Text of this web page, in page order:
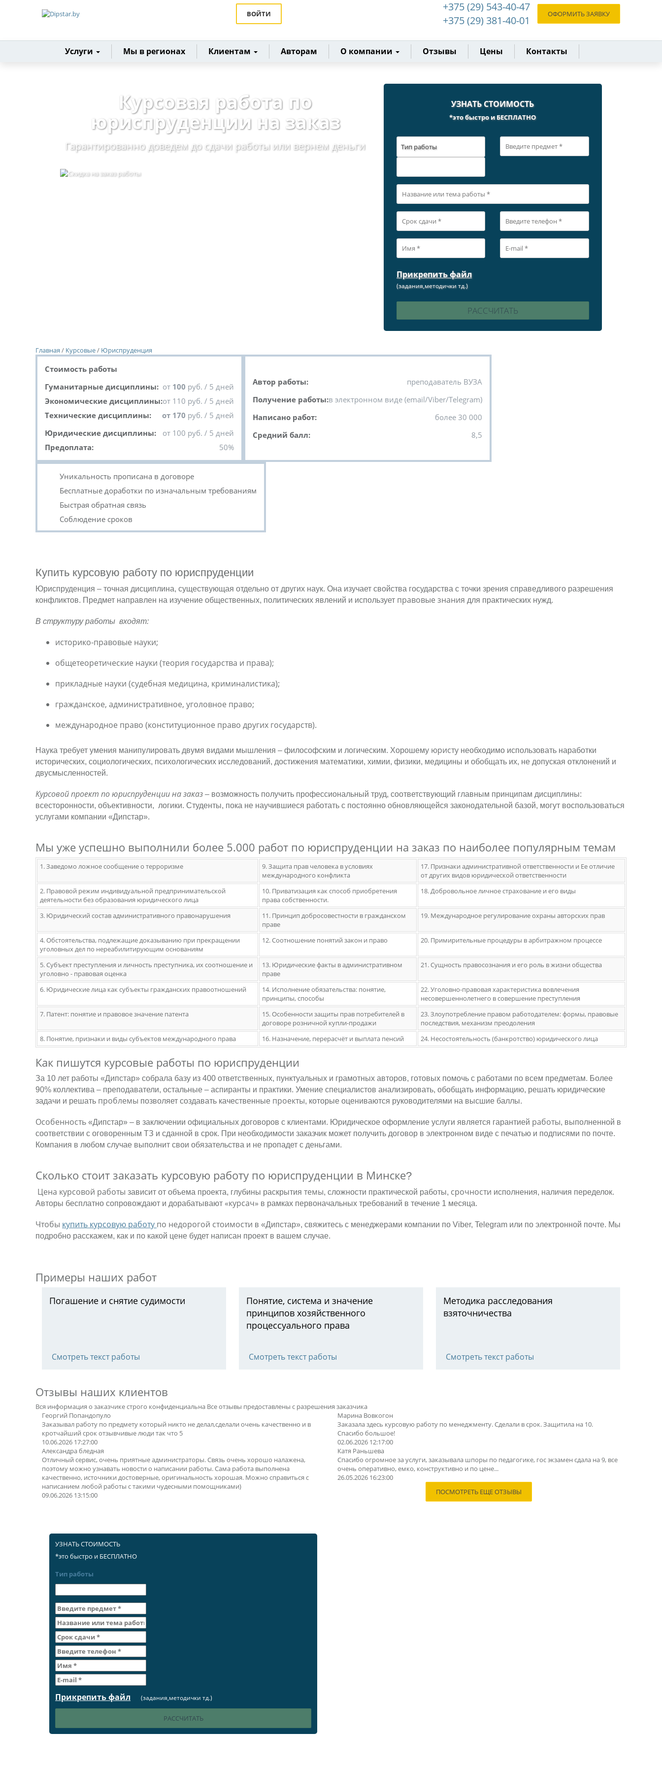
ВОЙТИ
+375 (29) 543-40-47
+375 (29) 381-40-01
ОФОРМИТЬ ЗАЯВКУ
Главная
Услуги Мы в регионах Клиентам Авторам О компании Отзывы Цены Контакты
Курсовая работа по
юриспруденции на заказ
Гарантированно доведем до сдачи работы или вернем деньги
УЗНАТЬ СТОИМОСТЬ
*это быстро и БЕСПЛАТНО
Тип работы
Прикрепить файл
(задания,методички тд.)
Главная / Курсовые/ Юриспруденция
Стоимость работы
Гуманитарные дисциплины: от 100 руб. / 5 дней
Экономические дисциплины:от 110 руб. / 5 дней
Технические дисциплины:
от 170 руб. / 5 дней
Юридические дисциплины:
от 100 руб. / 5 дней
Предоплата:
50%
Автор работы:
преподаватель ВУЗА
Получение работы:в электронном виде (email/Viber/Telegram)
Написано работ:
более 30 000
Средний балл:
8,5
Уникальность прописана в договоре
Бесплатные доработки по изначальным требованиям
Быстрая обратная связь
Соблюдение сроков
Купить курсовую работу по юриспруденции
Юриспруденция – точная дисциплина, существующая отдельно от других наук. Она изучает свойства государства с точки зрения справедливого разрешения
конфликтов. Предмет направлен на изучение общественных, политических явлений и использует правовые знания для практических нужд.
В структуру работы входят:
историко-правовые науки;
общетеоретические науки (теория государства и права);
прикладные науки (судебная медицина, криминалистика);
гражданское, административное, уголовное право;
международное право (конституционное право других государств).
Наука требует умения манипулировать двумя видами мышления – философским и логическим. Хорошему юристу необходимо использовать наработки
исторических, социологических, психологических исследований, достижения математики, химии, физики, медицины и обобщать их, не допуская отклонений и
двусмысленностей.
Курсовой проект по юриспруденции на заказ – возможность получить профессиональный труд, соответствующий главным принципам дисциплины:
всесторонности, объективности, логики. Студенты, пока не научившиеся работать с постоянно обновляющейся законодательной базой, могут воспользоваться
услугами компании «Дипстар».
Мы уже успешно выполнили более 5.000 работ по юриспруденции на заказ по наиболее популярным темам
1. Заведомо ложное сообщение о терроризме
9. Защита прав человека в условиях
международного конфликта
17. Признаки административной ответственности и Ее отличие
от других видов юридической ответственности
2. Правовой режим индивидуальной предпринимательской
деятельности без образования юридического лица
10. Приватизация как способ приобретения
права собственности.
18. Добровольное личное страхование и его виды
3. Юридический состав административного правонарушения
11. Принцип добросовестности в гражданском
праве
19. Международное регулирование охраны авторских прав
4. Обстоятельства, подлежащие доказыванию при прекращении
уголовных дел по нереабилитирующим основаниям
12. Соотношение понятий закон и право 20. Примирительные процедуры в арбитражном процессе
5. Субъект преступления и личность преступника, их соотношение и
уголовно - правовая оценка
13. Юридические факты в административном
праве
21. Сущность правосознания и его роль в жизни общества
6. Юридические лица как субъекты гражданских правоотношений
14. Исполнение обязательства: понятие,
принципы, способы
22. Уголовно-правовая характеристика вовлечения
несовершеннолетнего в совершение преступления
7. Патент: понятие и правовое значение патента
15. Особенности защиты прав потребителей в
договоре розничной купли-продажи
23. Злоупотребление правом работодателем: формы, правовые
последствия, механизм преодоления
8. Понятие, признаки и виды субъектов международного права
16. Назначение, перерасчёт и выплата пенсий 24. Несостоятельность (банкротство) юридического лица
Как пишутся курсовые работы по юриспруденции
За 10 лет работы «Дипстар» собрала базу из 400 ответственных, пунктуальных и грамотных авторов, готовых помочь с работами по всем предметам. Более
90% коллектива – преподаватели, остальные – аспиранты и практики. Умение специалистов анализировать, обобщать информацию, решать юридические
задачи и решать проблемы позволяет создавать качественные проекты, которые оцениваются руководителями на высшие баллы.
Особенность «Дипстар» – в заключении официальных договоров с клиентами. Юридическое оформление услуги является гарантией работы, выполненной в
соответствии с оговоренным ТЗ и сданной в срок. При необходимости заказчик может получить договор в электронном виде с печатью и подписями по почте.
Компания в любом случае выполнит свои обязательства и не пропадет с деньгами.
Сколько стоит заказать курсовую работу по юриспруденции в Минске?
Цена курсовой работы зависит от объема проекта, глубины раскрытия темы, сложности практической работы, срочности исполнения, наличия переделок.
Авторы бесплатно сопровождают и дорабатывают «курсач» в рамках первоначальных требований в течение 1 месяца.
Чтобы купить курсовую работу по недорогой стоимости в «Дипстар», свяжитесь с менеджерами компании по Viber, Telegram или по электронной почте. Мы
подробно расскажем, как и по какой цене будет написан проект в вашем случае.
Примеры наших работ
Погашение и снятие судимости
Смотреть текст работы
Понятие, система и значение
принципов хозяйственного
процессуального права
Смотреть текст работы
Методика расследования
взяточничества
Смотреть текст работы
Отзывы наших клиентов
Вся информация о заказчике строго конфиденциальна Все отзывы предоставлены с разрешения заказчика
Георгий Попандопуло
Заказывал работу по предмету который никто не делал,сделали очень качественно и в
кротчайший срок отзывчивые люди так что 5
10.06.2026 17:27:00
Александра бледная
Отличный сервис, очень приятные администраторы. Связь очень хорошо налажена,
поэтому можно узнавать новости о написании работы. Сама работа выполнена
качественно, источники достоверные, оригинальность хорошая. Можно справиться с
написанием любой работы с такими чудесными помощниками)
09.06.2026 13:15:00
Марина Вовкогон
Заказала здесь курсовую работу по менеджменту. Сделали в срок. Защитила на 10.
Спасибо большое!
02.06.2026 12:17:00
Катя Раньшева
Спасибо огромное за услуги, заказывала шпоры по педагогике, гос экзамен сдала на 9, все
очень оперативно, емко, конструктивно и по цене...
26.05.2026 16:23:00
ПОСМОТРЕТЬ ЕЩЕ ОТЗЫВЫ
УЗНАТЬ СТОИМОСТЬ
*это быстро и БЕСПЛАТНО
Тип работы
Прикрепить файл (задания,методички тд.)